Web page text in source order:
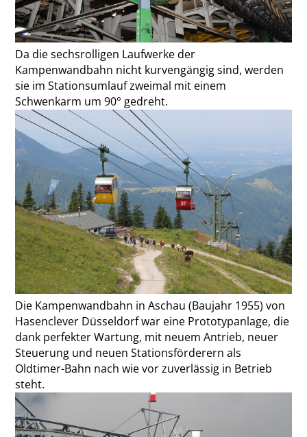
Da die sechsrolligen Laufwerke der
Kampenwandbahn nicht kurvengängig sind, werden
sie im Stationsumlauf zweimal mit einem
Schwenkarm um 90° gedreht.
Die Kampenwandbahn in Aschau (Baujahr 1955) von
Hasenclever Düsseldorf war eine Prototypanlage, die
dank perfekter Wartung, mit neuem Antrieb, neuer
Steuerung und neuen Stationsförderern als
Oldtimer-Bahn nach wie vor zuverlässig in Betrieb
steht.